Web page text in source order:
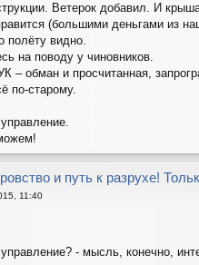
Ветерок добавил. И
(большими деньгами из
полёту видно.
на поводу у чиновников.
– обман и просчитанная,
по-старому.
и путь к разрухе!
11:40
- мысль, конечно,